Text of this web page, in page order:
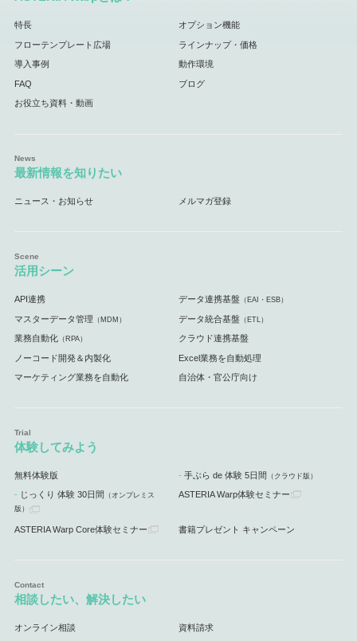
特長 オプション機能
フローテンプレート広場 ラインナップ・価格
導入事例 動作環境
FAQ ブログ
お役立ち資料・動画
最新情報を知りたい
ニュース・お知らせ メルマガ登録
活用シーン
API連携 データ連携基盤 （EAI・ESB）
マスターデータ管理 （MDM） データ統合基盤 （ETL）
業務自動化（RPA） クラウド連携基盤
ノーコード開発＆内製化 Excel業務を自動処理
マーケティング業務を自動化 自治体・官公庁向け
体験してみよう
無料体験版 手ぶら de 体験 5日間 （クラウド版）
じっくり 体験 30日間 （オンプレミス
版）
ASTERIA Warp体験セミナー
ASTERIA Warp Core体験セミナー 書籍プレゼント キャンペーン
相談したい、解決したい
オンライン相談 資料請求